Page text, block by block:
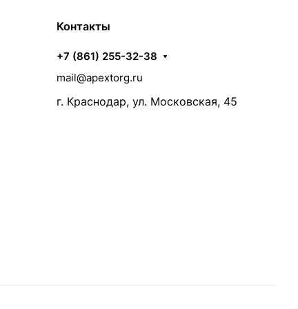
Контакты
+7 (861) 255-32-38
mail@apextorg.ru
г. Краснодар, ул. Московская, 45